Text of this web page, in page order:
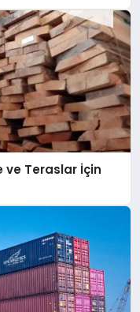
ve Teraslar İçin